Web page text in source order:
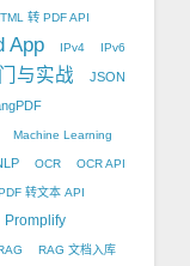
转 PDF API
App IPv4 IPv6
与实战 JSON
Machine Learning
OCR OCR API
转文本 API
Promplify
RAG 文档入库